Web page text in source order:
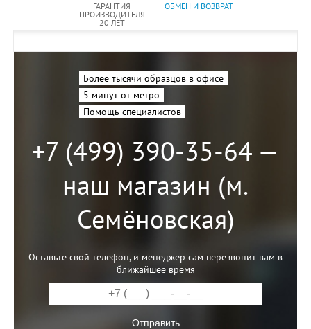
ГАРАНТИЯ
ПРОИЗВОДИТЕЛЯ
20 ЛЕТ
ОБМЕН И ВОЗВРАТ
Более тысячи образцов в офисе
5 минут от метро
Помощь специалистов
+7 (499) 390-35-64 —
наш магазин (м.
Семёновская)
Оставьте свой телефон, и менеджер сам перезвонит вам в
ближайшее время
Отправить